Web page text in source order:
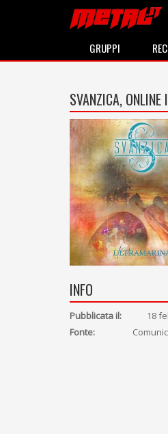
GRUPPI
SVANZICA,
INFO
Pubblicata il:
18
Fonte: